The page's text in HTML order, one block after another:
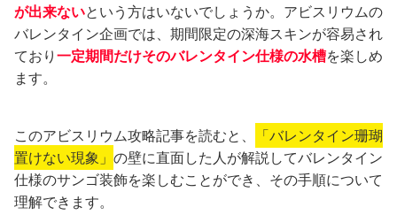
が出来ないという方はいないでしょうか。アビスリウムの
バレンタイン企画では、期間限定の深海スキンが容易され
ており 一定期間だけそのバレンタイン仕様の水槽を楽しめ
ます。
このアビスリウム攻略記事を読むと、
「バレンタイン珊瑚
置けない現象」 の壁に直面した人が解説してバレンタイン
仕様のサンゴ装飾を楽しむことができ、その手順について
理解できます。